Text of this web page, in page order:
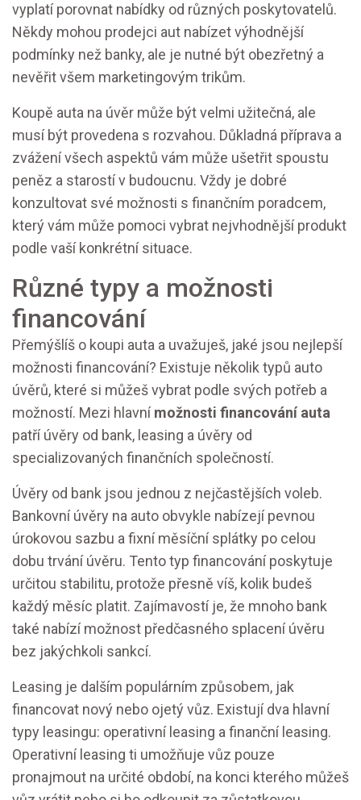
vyplatí porovnat nabídky od různých poskytovatelů.
Někdy mohou prodejci aut nabízet výhodnější
podmínky než banky, ale je nutné být obezřetný a
nevěřit všem marketingovým trikům.
Koupě auta na úvěr může být velmi užitečná, ale
musí být provedena s rozvahou. Důkladná příprava a
zvážení všech aspektů vám může ušetřit spoustu
peněz a starostí v budoucnu. Vždy je dobré
konzultovat své možnosti s finančním poradcem,
který vám může pomoci vybrat nejvhodnější produkt
podle vaší konkrétní situace.
Různé typy a možnosti
financování
Přemýšlíš o koupi auta a uvažuješ, jaké jsou nejlepší
možnosti financování? Existuje několik typů auto
úvěrů, které si můžeš vybrat podle svých potřeb a
možností. Mezi hlavnímožnosti financování auta
patří úvěry od bank, leasing a úvěry od
specializovaných finančních společností.
Úvěry od bank jsou jednou z nejčastějších voleb.
Bankovní úvěry na auto obvykle nabízejí pevnou
úrokovou sazbu a fixní měsíční splátky po celou
dobu trvání úvěru. Tento typ financování poskytuje
určitou stabilitu, protože přesně víš, kolik budeš
každý měsíc platit. Zajímavostí je, že mnoho bank
také nabízí možnost předčasného splacení úvěru
bez jakýchkoli sankcí.
Leasing je dalším populárním způsobem, jak
financovat nový nebo ojetý vůz. Existují dva hlavní
typy leasingu: operativní leasing a finanční leasing.
Operativní leasing ti umožňuje vůz pouze
pronajmout na určité období, na konci kterého můžeš